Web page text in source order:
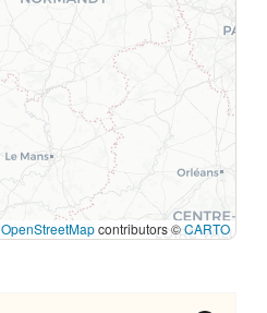
OpenStreetMapcontributors ©CARTO